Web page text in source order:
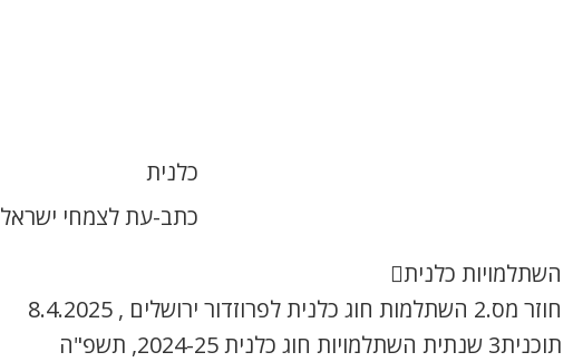
כלנית
כתב-עת לצמחי ישראל
השתלמויות כלנית
חוזר מס.2 השתלמות חוג כלנית לפרוזדור ירושלים , 8.4.2025
תוכנית3 שנתית השתלמויות חוג כלנית 2024-25, תשפ"ה